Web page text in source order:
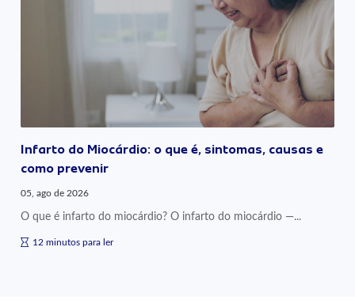
Infarto do Miocárdio: o que é, sintomas, causas e
como prevenir
05, ago de 2026
O que é infarto do miocárdio? O infarto do miocárdio —...
12 minutos para ler